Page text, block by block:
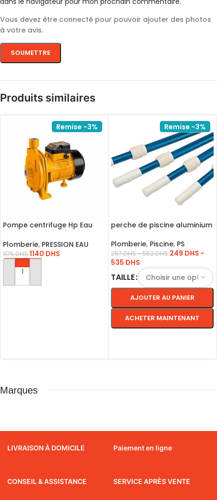
Vous devez être connecté pour pouvoir ajouter des photos
à votre avis.
Produits similaires
Remise -3%
Pompe centrifuge Hp Eau
Plomberie, PRESSION EAU
1175DHS1140 DHS
AJOUTER AU PANIER
Remise -3%
perche de piscine aluminium
Plomberie, Piscine, PS
257DHS-552DHS 249 DHS -
535 DHS
TAILLE
AJOUTER AU PANIER
ACHETER MAINTENANT
Marques
LIVRAISON À DOMICILE Paiement en ligne
CONSEIL & ASSISTANCE SERVICE APRÈS VENTE